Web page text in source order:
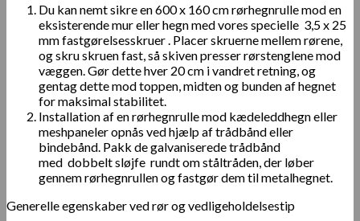
Du kan nemt sikre en 600 x 160 cm rørhegnrulle mod en
eksisterende mur eller hegn med vores specielle 3,5 x 25
mm fastgørelsesskruer . Placer skruerne mellem rørene,
og skru skruen fast, så skiven presser rørstenglene mod
væggen. Gør dette hver 20 cm i vandret retning, og
gentag dette mod toppen, midten og bunden af ​​hegnet
for maksimal stabilitet.
Installation af en rørhegnrulle mod kædeleddhegn eller
meshpaneler opnås ved hjælp af trådbånd eller
bindebånd. Pakk de galvaniserede trådbånd
med dobbelt sløjfe rundt om ståltråden, der løber
gennem rørhegnrullen og fastgør dem til metalhegnet.
Generelle egenskaber ved rør og vedligeholdelsestip